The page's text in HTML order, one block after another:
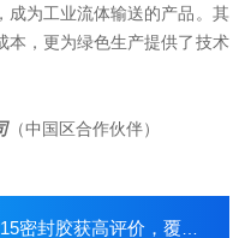
成为工业流体输送的产品。其
本，更为绿色生产提供了技术
（中国区合作伙伴）
高评价，覆盖高低温与耐油场景